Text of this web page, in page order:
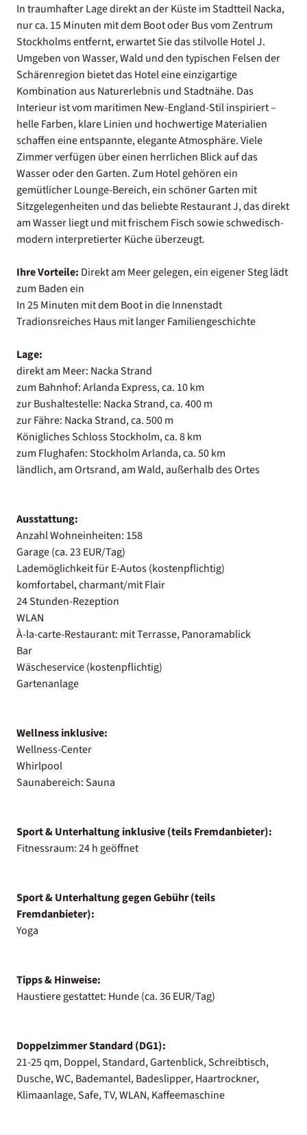
In traumhafter Lage direkt an der Küste im Stadtteil Nacka,
nur ca. 15 Minuten mit dem Boot oder Bus vom Zentrum
Stockholms entfernt, erwartet Sie das stilvolle Hotel J.
Umgeben von Wasser, Wald und den typischen Felsen der
Schärenregion bietet das Hotel eine einzigartige
Kombination aus Naturerlebnis und Stadtnähe. Das
Interieur ist vom maritimen New-England-Stil inspiriert –
helle Farben, klare Linien und hochwertige Materialien
schaffen eine entspannte, elegante Atmosphäre. Viele
Zimmer verfügen über einen herrlichen Blick auf das
Wasser oder den Garten. Zum Hotel gehören ein
gemütlicher Lounge-Bereich, ein schöner Garten mit
Sitzgelegenheiten und das beliebte Restaurant J, das direkt
am Wasser liegt und mit frischem Fisch sowie schwedisch-
modern interpretierter Küche überzeugt.
Ihre Vorteile: Direkt am Meer gelegen, ein eigener Steg lädt
zum Baden ein
In 25 Minuten mit dem Boot in die Innenstadt
Tradionsreiches Haus mit langer Familiengeschichte
Lage:
direkt am Meer: Nacka Strand
zum Bahnhof: Arlanda Express, ca. 10 km
zur Bushaltestelle: Nacka Strand, ca. 400 m
zur Fähre: Nacka Strand, ca. 500 m
Königliches Schloss Stockholm, ca. 8 km
zum Flughafen: Stockholm Arlanda, ca. 50 km
ländlich, am Ortsrand, am Wald, außerhalb des Ortes
Ausstattung:
Anzahl Wohneinheiten: 158
Garage (ca. 23 EUR/Tag)
Lademöglichkeit für E-Autos (kostenpflichtig)
komfortabel, charmant/mit Flair
24 Stunden-Rezeption
WLAN
À-la-carte-Restaurant: mit Terrasse, Panoramablick
Bar
Wäscheservice (kostenpflichtig)
Gartenanlage
Wellness inklusive:
Wellness-Center
Whirlpool
Saunabereich: Sauna
Sport & Unterhaltung inklusive (teils Fremdanbieter):
Fitnessraum: 24 h geöffnet
Sport & Unterhaltung gegen Gebühr (teils
Fremdanbieter):
Yoga
Tipps & Hinweise:
Haustiere gestattet: Hunde (ca. 36 EUR/Tag)
Doppelzimmer Standard (DG1):
21-25 qm, Doppel, Standard, Gartenblick, Schreibtisch,
Dusche, WC, Bademantel, Badeslipper, Haartrockner,
Klimaanlage, Safe, TV, WLAN, Kaffeemaschine